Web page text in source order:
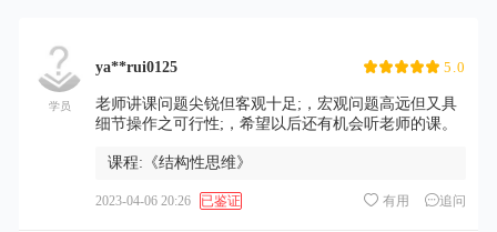
学员
ya**rui0125 5.0
老师讲课问题尖锐但客观十足;，宏观问题高远但又具
细节操作之可行性;，希望以后还有机会听老师的课。
课程:《结构性思维》
2023-04-06 20:26 已鉴证  有用 追问